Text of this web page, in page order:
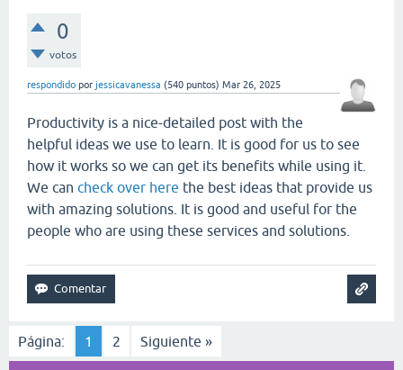
0
votos
respondido por jessicavanessa (540 puntos) Mar 26, 2025
Productivity is a nice-detailed post with the
helpful ideas we use to learn. It is good for us to see
how it works so we can get its benefits while using it.
We can check over here the best ideas that provide us
with amazing solutions. It is good and useful for the
people who are using these services and solutions.
Página: 1 2 Siguiente »